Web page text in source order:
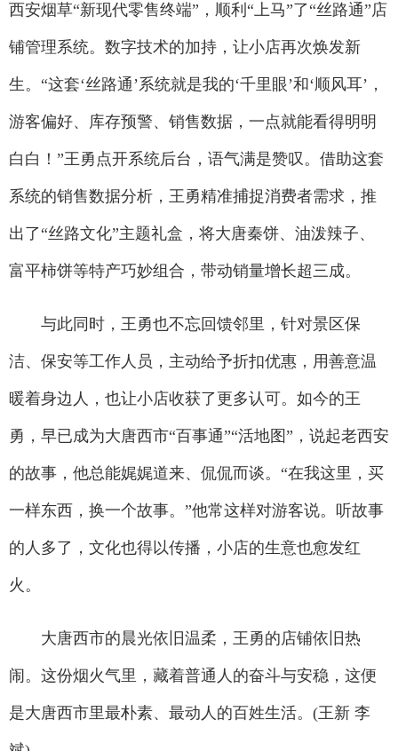
西安烟草“新现代零售终端”，顺利“上马”了“丝路通”店
铺管理系统。数字技术的加持，让小店再次焕发新
生。“这套‘丝路通’系统就是我的‘千里眼’和‘顺风耳’，
游客偏好、库存预警、销售数据，一点就能看得明明
白白！”王勇点开系统后台，语气满是赞叹。借助这套
系统的销售数据分析，王勇精准捕捉消费者需求，推
出了“丝路文化”主题礼盒，将大唐秦饼、油泼辣子、
富平柿饼等特产巧妙组合，带动销量增长超三成。
与此同时，王勇也不忘回馈邻里，针对景区保
洁、保安等工作人员，主动给予折扣优惠，用善意温
暖着身边人，也让小店收获了更多认可。如今的王
勇，早已成为大唐西市“百事通”“活地图”，说起老西安
的故事，他总能娓娓道来、侃侃而谈。“在我这里，买
一样东西，换一个故事。”他常这样对游客说。听故事
的人多了，文化也得以传播，小店的生意也愈发红
火。
大唐西市的晨光依旧温柔，王勇的店铺依旧热
闹。这份烟火气里，藏着普通人的奋斗与安稳，这便
是大唐西市里最朴素、最动人的百姓生活。(王新 李